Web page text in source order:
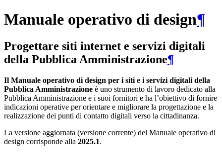
Manuale operativo di design¶
Progettare siti internet e servizi digitali
della Pubblica Amministrazione¶
Il Manuale operativo di design per i siti e i servizi digitali della
Pubblica Amministrazione è uno strumento di lavoro dedicato alla
Pubblica Amministrazione e i suoi fornitori e ha l’obiettivo di fornire
indicazioni operative per orientare e migliorare la progettazione e la
realizzazione dei punti di contatto digitali verso la cittadinanza.
La versione aggiornata (versione corrente) del Manuale operativo di
design corrisponde alla 2025.1.